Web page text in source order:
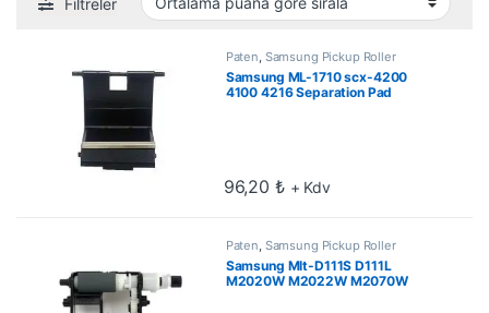
Paten, Samsung Pickup Roller
Samsung ML-1710 scx-4200
4100 4216 Separation Pad
96,20 ₺ + Kdv
Paten, Samsung Pickup Roller
Samsung Mlt-D111S D111L
M2020W M2022W M2070W